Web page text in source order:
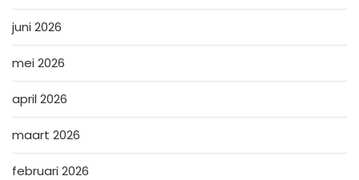
juni 2026
mei 2026
april 2026
maart 2026
februari 2026